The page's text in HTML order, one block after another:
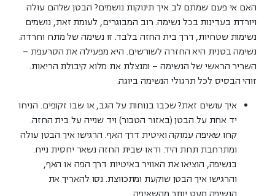
האם אי פעם שמתם לב איך תינוקות נושמים? הבטן שלהם עולה
ויורדת בעדינות בכל נשימה. רוב המבוגרים, לעומת זאת, נושמים
נשימות שטחיות, דרך בית החזה בלבד. זו נשימה של מתח וחרדה.
נשימה בטנית היא החזרה לשורשים. היא מפעילה את הסרעפת –
השריר הראשי של הנשימה – ומנצלת את מלוא קיבולת הריאות.
זוהי הבסיס לכל תרגולי הנשימה ביוגה.
איך עושים זאת?שכבו בנוחות על הגב, או שבו זקופים. הניחו
יד אחת על הבטן (באזור הטבור) ויד שנייה על בית החזה.
קחו שאיפה עמוקה ואיטית דרך האף. הרגישו איך הבטן עולה
ומתרחבת תחת היד. ודאו שבית החזה נשאר יחסית נייח.
בנשיפה, הוציאו את האוויר באיטיות דרך הפה או האף,
והרגישו איך הבטן שוקעת ומתכווצת. נסו להאריך את